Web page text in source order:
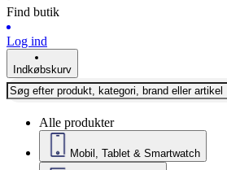
Find butik
Log ind
Indkøbskurv
Alle produkter
Mobil, Tablet & Smartwatch